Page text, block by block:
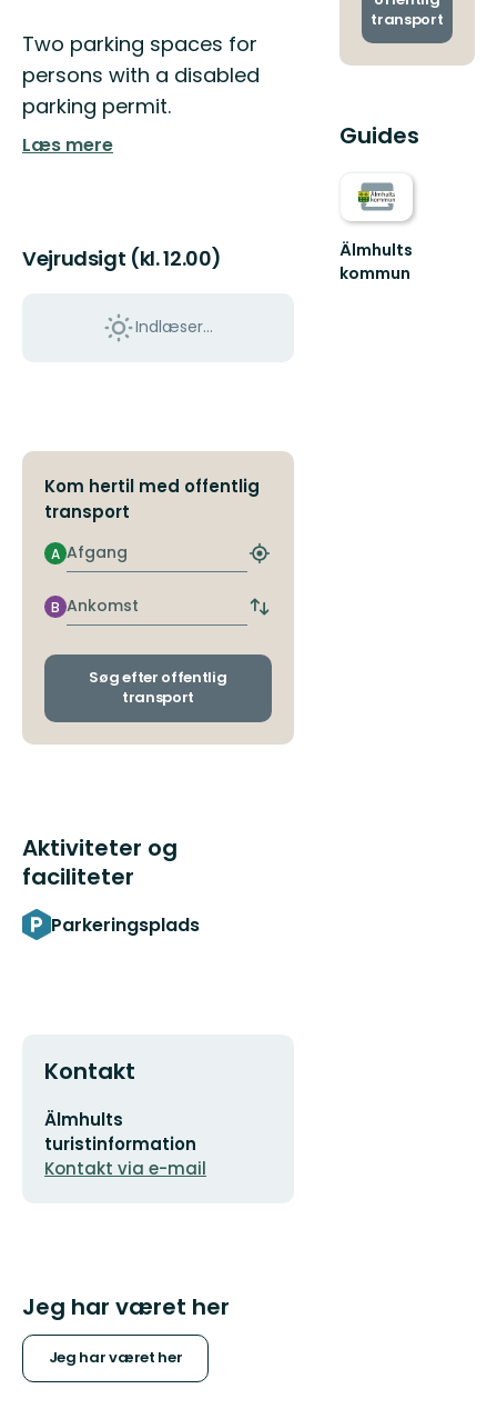
Beskrivelse
Two parking spaces for
persons with a disabled
parking permit.
Læs mere
Vejrudsigt (kl. 12.00)
Indlæser...
Kom hertil med offentlig
transport
Afgang
A
Find
nærmeste
stoppested
Ankomst
B
Skift
og
Søg efter offentlig
transport
Aktiviteter og
faciliteter
Parkeringsplads
Kontakt
E-
mailadresse
Älmhults
turistinformation
Kontakt via e-mail
Jeg har været her
Jeg har været her
transport
Guides
Älmhults
kommun